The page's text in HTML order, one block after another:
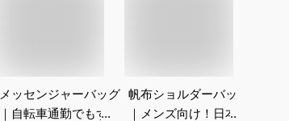
メッセンジャーバッグ
｜自転車通勤でもずれ
帆布ショルダーバッグ
｜メンズ向け！日本製